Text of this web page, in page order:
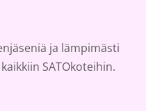
ja lämpimästi
SATOkoteihin.